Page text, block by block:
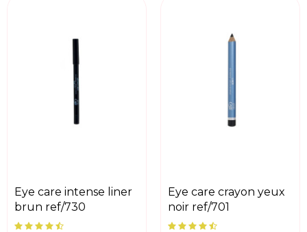
eye care intense liner
brun ref/730
eye care crayon yeux
noir ref/701